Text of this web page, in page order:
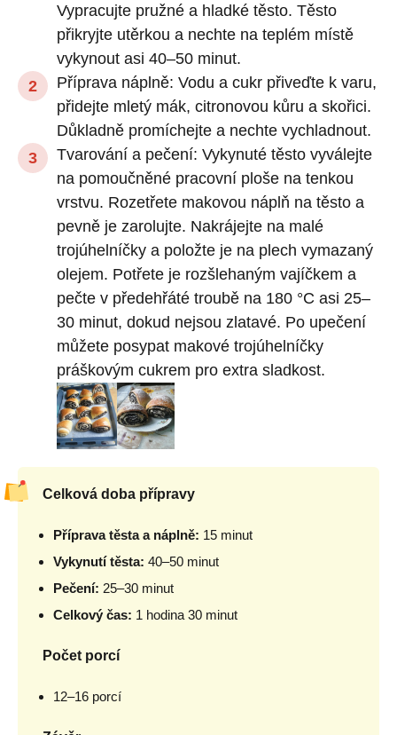
Vypracujte pružné a hladké těsto. Těsto
přikryjte utěrkou a nechte na teplém místě
vykynout asi 40–50 minut.
Příprava náplně: Vodu a cukr přiveďte k varu,
přidejte mletý mák, citronovou kůru a skořici.
Důkladně promíchejte a nechte vychladnout.
Tvarování a pečení: Vykynuté těsto vyválejte
na pomoučněné pracovní ploše na tenkou
vrstvu. Rozetřete makovou náplň na těsto a
pevně je zarolujte. Nakrájejte na malé
trojúhelníčky a položte je na plech vymazaný
olejem. Potřete je rozšlehaným vajíčkem a
pečte v předehřáté troubě na 180 °C asi 25–
30 minut, dokud nejsou zlatavé. Po upečení
můžete posypat makové trojúhelníčky
práškovým cukrem pro extra sladkost.
Celková doba přípravy
Příprava těsta a náplně: 15 minut
Vykynutí těsta: 40–50 minut
Pečení: 25–30 minut
Celkový čas: 1 hodina 30 minut
Počet porcí
12–16 porcí